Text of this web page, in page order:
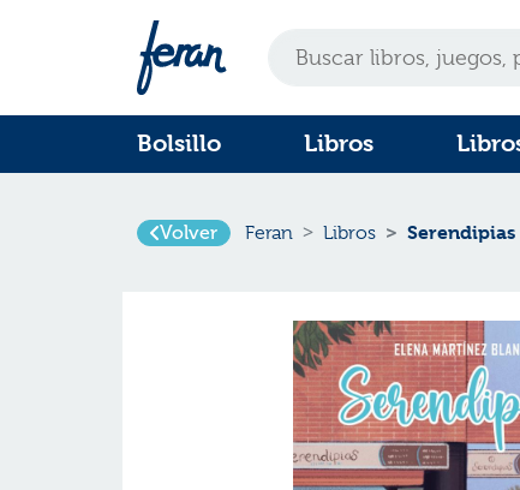
Bolsillo Libros
Volver Feran Libros Serendipias